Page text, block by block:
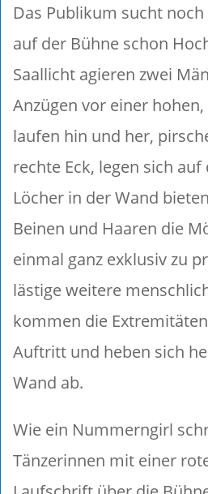
Das Publikum sucht
auf der Bühne schon
Saallicht agieren zwei
Anzügen vor einer
laufen hin und her,
rechte Eck, legen sich auf
Löcher in der Wand
Beinen und Haaren die
einmal ganz exklusiv zu
lästige weitere
kommen die
Auftritt und heben sich
Wand ab.
Wie ein Nummerngirl
Tänzerinnen mit einer